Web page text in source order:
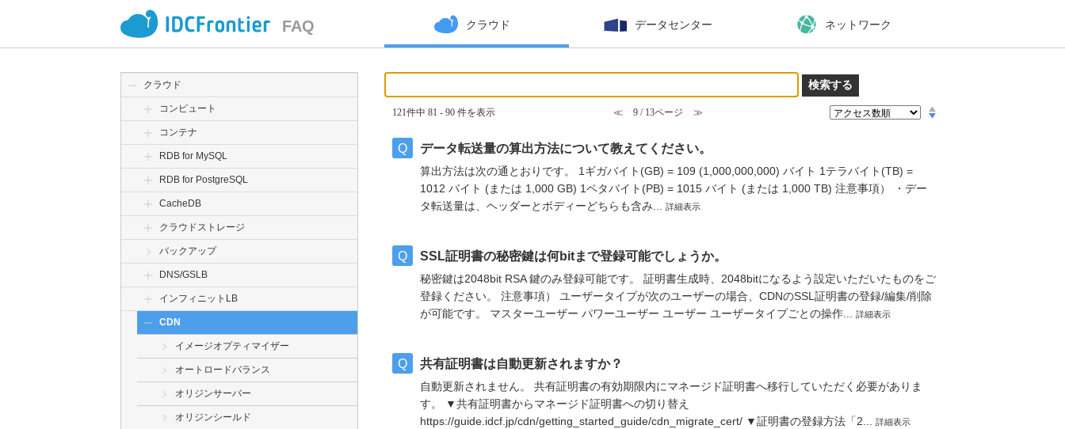
FAQ クラウド データセンター ネットワーク
クラウド
コンピュート
コンテナ
RDB for MySQL
RDB for PostgreSQL
CacheDB
クラウドストレージ
バックアップ
DNS/GSLB
インフィニットLB
CDN
イメージオプティマイザー
オートロードバランス
オリジンサーバー
オリジンシールド
121件中 81 - 90 件を表示 ≪ 9 / 13ページ ≫
データ転送量の算出方法について教えてください。
算出方法は次の通とおりです。 1ギガバイト(GB) = 109 (1,000,000,000) バイト 1テラバイト(TB) =
1012 バイト (または 1,000 GB) 1ペタバイト(PB) = 1015 バイト (または 1,000 TB) 注意事項） ・デー
タ転送量は、ヘッダーとボディーどちらも含み... 詳細表示
SSL証明書の秘密鍵は何bitまで登録可能でしょうか。
秘密鍵は2048bit RSA 鍵のみ登録可能です。 証明書生成時、2048bitになるよう設定いただいたものをご
登録ください。 注意事項） ユーザータイプが次のユーザーの場合、CDNのSSL証明書の登録/編集/削除
が可能です。 マスターユーザー パワーユーザー ユーザー ユーザータイプごとの操作... 詳細表示
共有証明書は自動更新されますか？
自動更新されません。 共有証明書の有効期限内にマネージド証明書へ移行していただく必要がありま
す。 ▼共有証明書からマネージド証明書への切り替え
https://guide.idcf.jp/cdn/getting_started_guide/cdn_migrate_cert/ ▼証明書の登録方法「2... 詳細表示